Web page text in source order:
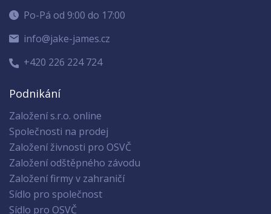
Po-Pá od 9:00 do 17:00
info@jake-james.cz
+420 226 224 724
Podnikání
Založení s.r.o. online
Společnosti na prodej
Založení živnosti pro OSVČ
Založení odštěpného závodu
Založení firmy v zahraničí
Sídlo pro společnost
Sídlo pro OSVČ